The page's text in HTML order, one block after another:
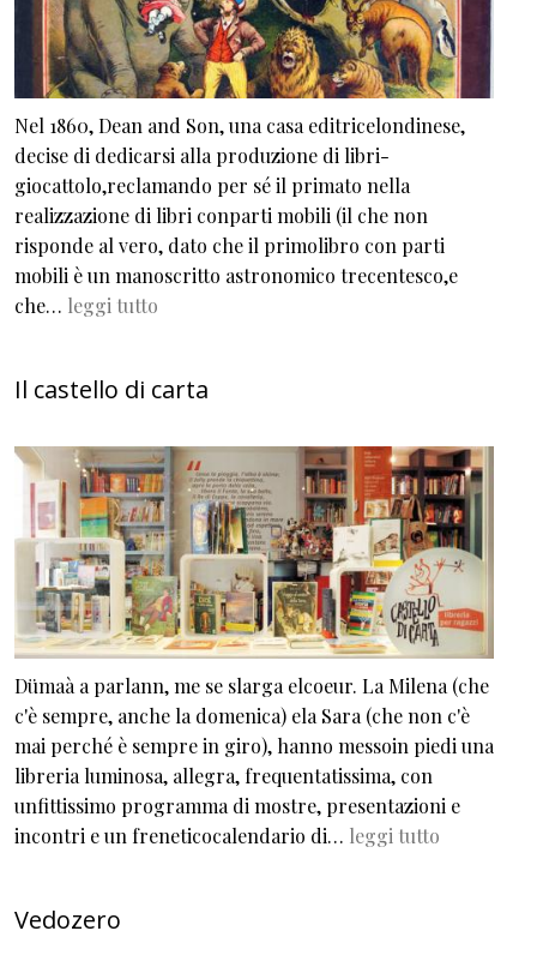
Nel 1860, Dean and Son, una casa editricelondinese,
decise di dedicarsi alla produzione di libri-
giocattolo,reclamando per sé il primato nella
realizzazione di libri conparti mobili (il che non
risponde al vero, dato che il primolibro con parti
mobili è un manoscritto astronomico trecentesco,e
che… leggi tutto
Il castello di carta
Dümaà a parlann, me se slarga elcoeur. La Milena (che
c'è sempre, anche la domenica) ela Sara (che non c'è
mai perché è sempre in giro), hanno messoin piedi una
libreria luminosa, allegra, frequentatissima, con
unfittissimo programma di mostre, presentazioni e
incontri e un freneticocalendario di… leggi tutto
Vedozero